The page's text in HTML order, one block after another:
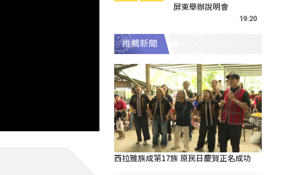
屏東舉辦說明會
19:20
推薦新聞
西拉雅族成第17族 原民日慶賀正名成功